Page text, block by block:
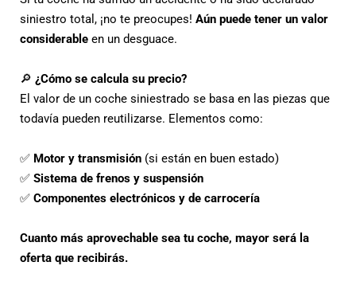
siniestro total, ¡no te preocupes! Aún puede tener un valor
considerable en un desguace.
🔎 ¿Cómo se calcula su precio?
El valor de un coche siniestrado se basa en las piezas que
todavía pueden reutilizarse. Elementos como:
✅ Motor y transmisión (si están en buen estado)
✅ Sistema de frenos y suspensión
✅ Componentes electrónicos y de carrocería
Cuanto más aprovechable sea tu coche, mayor será la
oferta que recibirás.